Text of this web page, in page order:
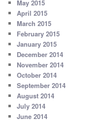
May 2015
April 2015
March 2015
February 2015
January 2015
December 2014
November 2014
October 2014
September 2014
August 2014
July 2014
June 2014